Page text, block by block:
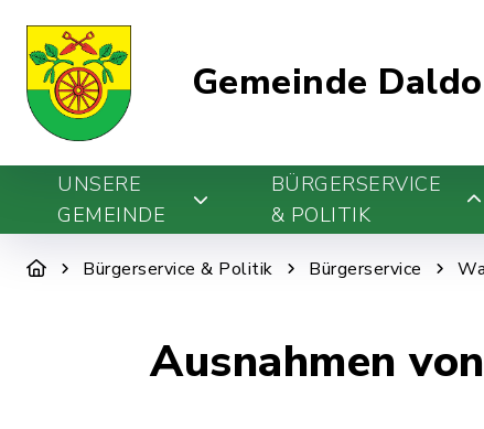
Gemeinde
UNSERE
GEMEINDE
BÜRGERSERVICE
& POLITIK
Bürgerservice & Politik Bürgerservice
Ausnahmen